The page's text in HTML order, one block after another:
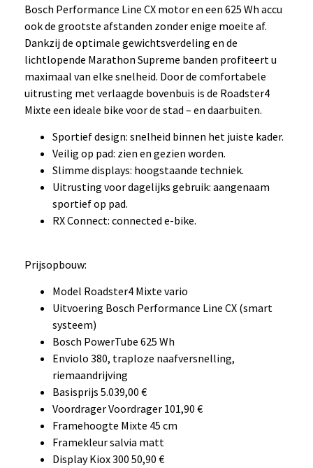
Bosch Performance Line CX motor en een 625 Wh accu
ook de grootste afstanden zonder enige moeite af.
Dankzij de optimale gewichtsverdeling en de
lichtlopende Marathon Supreme banden profiteert u
maximaal van elke snelheid. Door de comfortabele
uitrusting met verlaagde bovenbuis is de Roadster4
Mixte een ideale bike voor de stad – en daarbuiten.
Sportief design: snelheid binnen het juiste kader.
Veilig op pad: zien en gezien worden.
Slimme displays: hoogstaande techniek.
Uitrusting voor dagelijks gebruik: aangenaam
sportief op pad.
RX Connect: connected e-bike.
Prijsopbouw:
Model Roadster4 Mixte vario
Uitvoering Bosch Performance Line CX (smart
systeem)
Bosch PowerTube 625 Wh
Enviolo 380, traploze naafversnelling,
riemaandrijving
Basisprijs 5.039,00 €
Voordrager Voordrager 101,90 €
Framehoogte Mixte 45 cm
Framekleur salvia matt
Display Kiox 300 50,90 €